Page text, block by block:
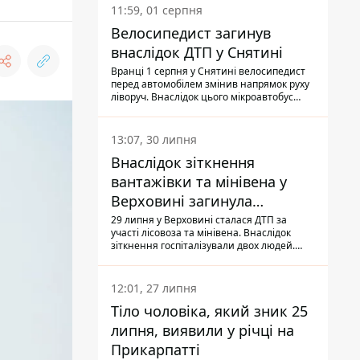
11:59, 01 серпня
Велосипедист загинув
внаслідок ДТП у Снятині
Вранці 1 серпня у Снятині велосипедист
перед автомобілем змінив напрямок руху
ліворуч. Внаслідок цього мікроавтобус
13:07, 30 липня
Внаслідок зіткнення
вантажівки та мінівена у
Верховині загинула
пасажирка, водійка - у
лікарні
29 липня у Верховині сталася ДТП за
участі лісовоза та мінівена. Внаслідок
зіткнення госпіталізували двох людей.
Також травми отримала водійка
автомобіля.
12:01, 27 липня
Тіло чоловіка, який зник 25
липня, виявили у річці на
Прикарпатті